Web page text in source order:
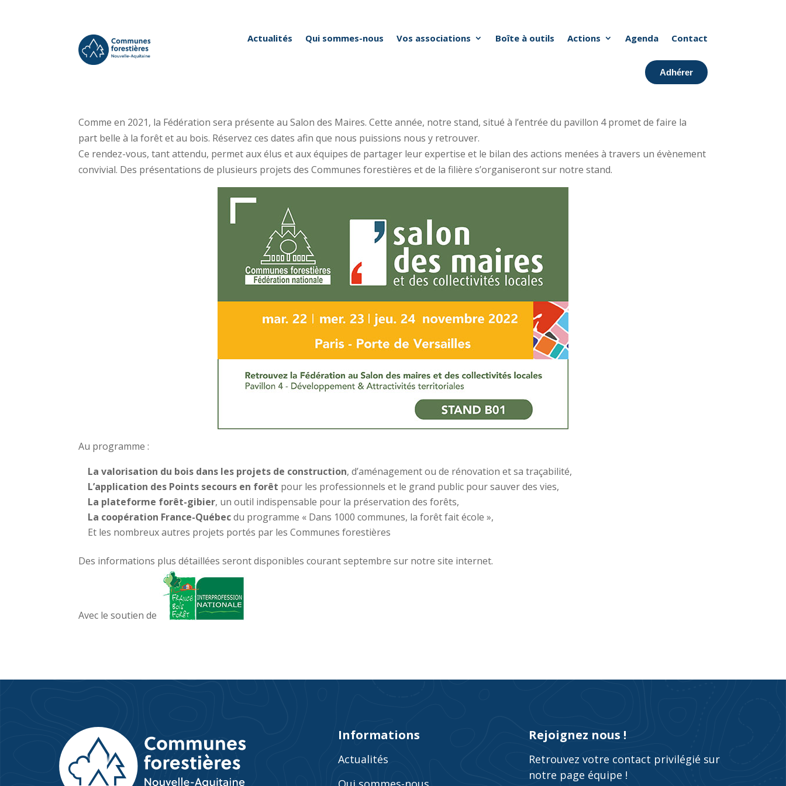
Actualités Qui sommes-nous Vos associations Boîte à outils Actions Agenda Contact
Adhérer
Comme en 2021, la Fédération sera présente au Salon des Maires. Cette année, notre stand, situé à l’entrée du pavillon 4 promet de faire la
part belle à la forêt et au bois. Réservez ces dates afin que nous puissions nous y retrouver.
Ce rendez-vous, tant attendu, permet aux élus et aux équipes de partager leur expertise et le bilan des actions menées à travers un évènement
convivial. Des présentations de plusieurs projets des Communes forestières et de la filière s’organiseront sur notre stand.
Au programme :
La valorisation du bois dans les projets de construction, d’aménagement ou de rénovation et sa traçabilité,
L’application des Points secours en forêt pour les professionnels et le grand public pour sauver des vies,
La plateforme forêt-gibier, un outil indispensable pour la préservation des forêts,
La coopération France-Québec du programme « Dans 1000 communes, la forêt fait école »,
Et les nombreux autres projets portés par les Communes forestières
Des informations plus détaillées seront disponibles courant septembre sur notre site internet.
Avec le soutien de
Informations
Actualités
Rejoignez nous !
Retrouvez votre contact privilégié sur
notre page équipe !